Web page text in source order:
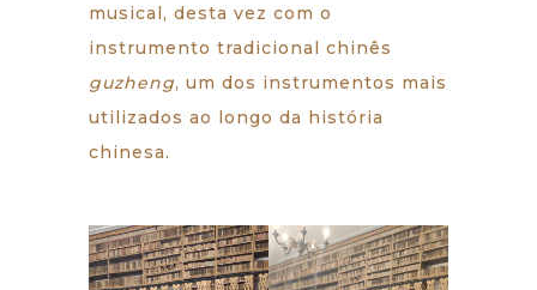
musical, desta vez com o
instrumento tradicional chinês
guzheng, um dos instrumentos mais
utilizados ao longo da história
chinesa.